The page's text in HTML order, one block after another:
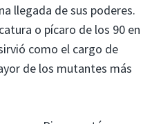
llegada de sus poderes.
o pícaro de los 90 en
como el cargo de
de los mutantes más